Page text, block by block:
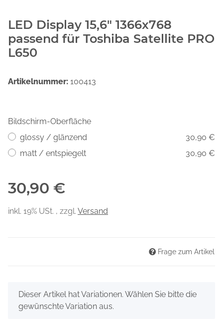
LED Display 15,6" 1366x768
passend für Toshiba Satellite PRO
L650
Artikelnummer: 100413
Bildschirm-Oberfläche
glossy / glänzend
30,90 €
matt / entspiegelt
30,90 €
30,90 €
inkl. 19% USt. , zzgl. Versand
Frage zum Artikel
x
Dieser Artikel hat Variationen. Wählen Sie bitte die
gewünschte Variation aus.